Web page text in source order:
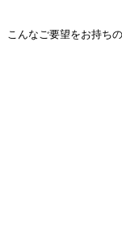
こんなご要望をお持ち